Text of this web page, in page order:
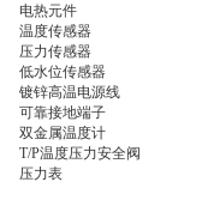
电热元件
温度传感器
压力传感器
低水位传感器
镀锌高温电源线
可靠接地端子
双金属温度计
T/P温度压力安全阀
压力表